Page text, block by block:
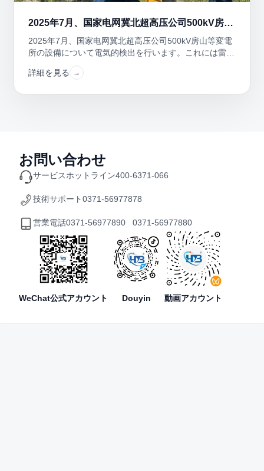
2025年7月、国家电网冀北超高压公司500kV房山
等所の設備監視データの収集処理および状態分析
プロジェクト。
2025年7月、国家电网冀北超高压公司500kV房山等変電
所の設備について電気的検出を行います。これには雷管
漏電現象の検出が含まれ、検出結果を報告書として提出
し…
詳細を見る →
お問い合わせ
サービスホットライン400-6371-066
技術サポート0371-56977878
営業電話0371-56977890 0371-56977880
WeChat公式アカウント Douyin 動画アカウント